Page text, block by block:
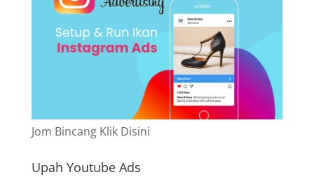
Jom Bincang Klik Disini
Upah Youtube Ads